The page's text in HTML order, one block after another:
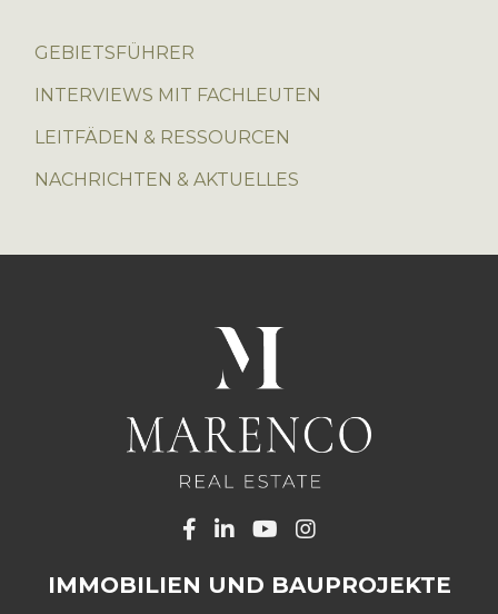
GEBIETSFÜHRER
INTERVIEWS MIT FACHLEUTEN
LEITFÄDEN & RESSOURCEN
NACHRICHTEN & AKTUELLES
IMMOBILIEN UND BAUPROJEKTE